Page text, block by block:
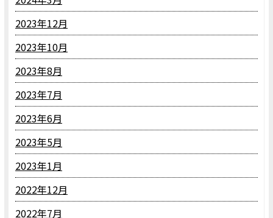
2023年12月
2023年10月
2023年8月
2023年7月
2023年6月
2023年5月
2023年1月
2022年12月
2022年7月